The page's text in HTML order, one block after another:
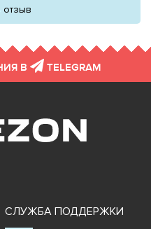
отзыв
В TELEGRAM
СЛУЖБА ПОДДЕРЖКИ